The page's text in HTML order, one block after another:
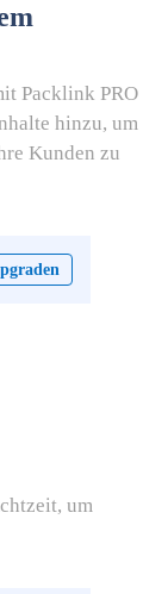
Packlink PRO
hinzu, um
Kunden zu
um